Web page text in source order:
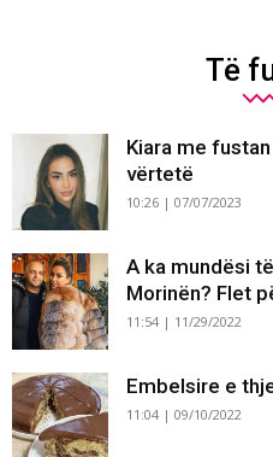
Të
Kiara me
vërtetë
10:26 | 07/07/2023
A ka mundësi
Morinën? Flet
11:54 | 11/29/2022
Embelsire e
11:04 | 09/10/2022